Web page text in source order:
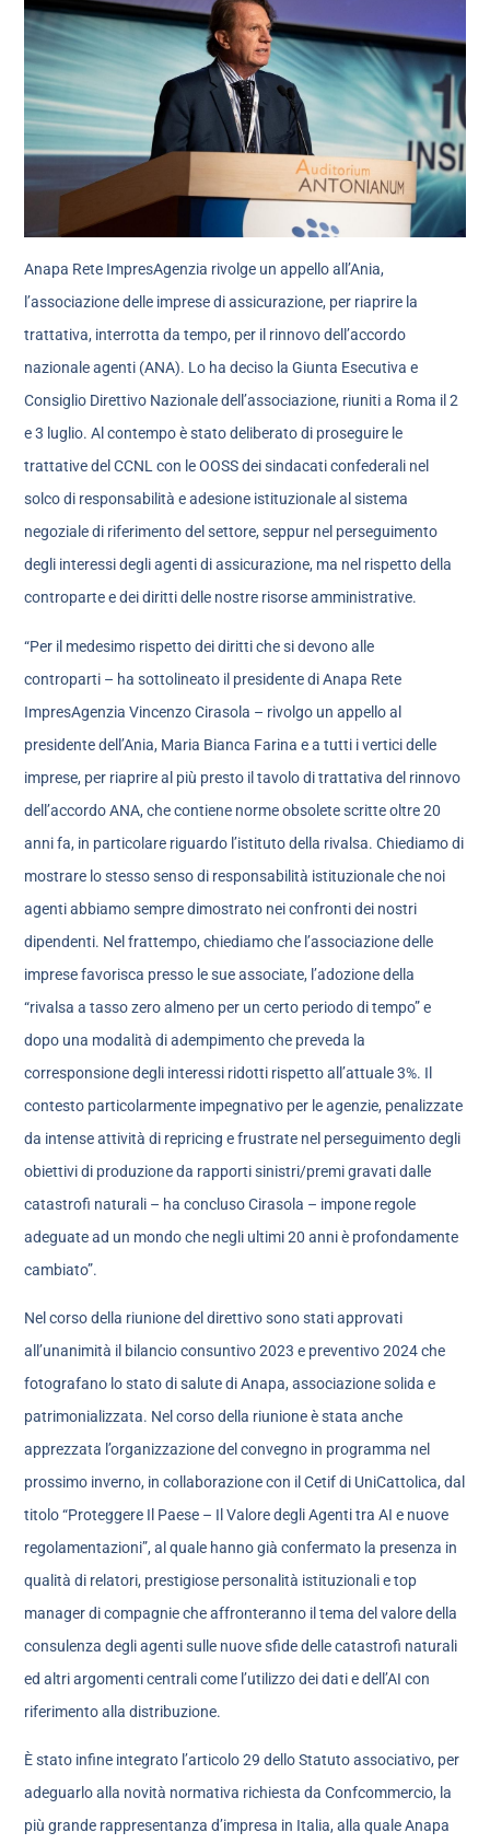
Anapa Rete ImpresAgenzia rivolge un appello all’Ania,
l’associazione delle imprese di assicurazione, per riaprire la
trattativa, interrotta da tempo, per il rinnovo dell’accordo
nazionale agenti (ANA). Lo ha deciso la Giunta Esecutiva e
Consiglio Direttivo Nazionale dell’associazione, riuniti a Roma il 2
e 3 luglio. Al contempo è stato deliberato di proseguire le
trattative del CCNL con le OOSS dei sindacati confederali nel
solco di responsabilità e adesione istituzionale al sistema
negoziale di riferimento del settore, seppur nel perseguimento
degli interessi degli agenti di assicurazione, ma nel rispetto della
controparte e dei diritti delle nostre risorse amministrative.
“Per il medesimo rispetto dei diritti che si devono alle
controparti – ha sottolineato il presidente di Anapa Rete
ImpresAgenzia Vincenzo Cirasola – rivolgo un appello al
presidente dell’Ania, Maria Bianca Farina e a tutti i vertici delle
imprese, per riaprire al più presto il tavolo di trattativa del rinnovo
dell’accordo ANA, che contiene norme obsolete scritte oltre 20
anni fa, in particolare riguardo l’istituto della rivalsa. Chiediamo di
mostrare lo stesso senso di responsabilità istituzionale che noi
agenti abbiamo sempre dimostrato nei confronti dei nostri
dipendenti. Nel frattempo, chiediamo che l’associazione delle
imprese favorisca presso le sue associate, l’adozione della
“rivalsa a tasso zero almeno per un certo periodo di tempo” e
dopo una modalità di adempimento che preveda la
corresponsione degli interessi ridotti rispetto all’attuale 3%. Il
contesto particolarmente impegnativo per le agenzie, penalizzate
da intense attività di repricing e frustrate nel perseguimento degli
obiettivi di produzione da rapporti sinistri/premi gravati dalle
catastrofi naturali – ha concluso Cirasola – impone regole
adeguate ad un mondo che negli ultimi 20 anni è profondamente
cambiato”.
Nel corso della riunione del direttivo sono stati approvati
all’unanimità il bilancio consuntivo 2023 e preventivo 2024 che
fotografano lo stato di salute di Anapa, associazione solida e
patrimonializzata. Nel corso della riunione è stata anche
apprezzata l’organizzazione del convegno in programma nel
prossimo inverno, in collaborazione con il Cetif di UniCattolica, dal
titolo “Proteggere Il Paese – Il Valore degli Agenti tra AI e nuove
regolamentazioni”, al quale hanno già confermato la presenza in
qualità di relatori, prestigiose personalità istituzionali e top
manager di compagnie che affronteranno il tema del valore della
consulenza degli agenti sulle nuove sfide delle catastrofi naturali
ed altri argomenti centrali come l’utilizzo dei dati e dell’AI con
riferimento alla distribuzione.
È stato infine integrato l’articolo 29 dello Statuto associativo, per
adeguarlo alla novità normativa richiesta da Confcommercio, la
più grande rappresentanza d’impresa in Italia, alla quale Anapa